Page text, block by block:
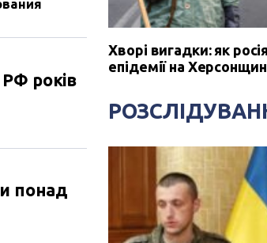
років
понад
Хворі вигадки: як
епідемії на